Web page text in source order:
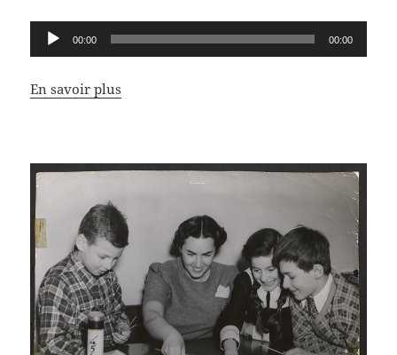
Lecteur
audio
00:00 00:00
En savoir plus